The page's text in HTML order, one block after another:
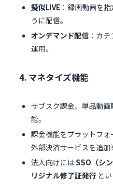
擬似LIVE ：録画動画を
うに配信。
オンデマンド配信 ：カ
運用。
4. マネタイズ機能
サブスク課金、単品動
能。
課金機能をプラットフォ
外部決済サービスを追加
法人向けにはSSO（シ
リジナル修了証発行 と